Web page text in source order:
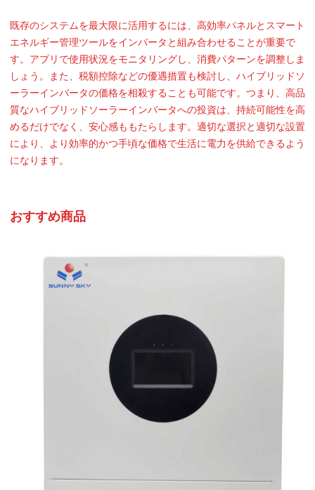
既存のシステムを最大限に活用するには、高効率パネルとスマート
エネルギー管理ツールをインバータと組み合わせることが重要で
す。アプリで使用状況をモニタリングし、消費パターンを調整しま
しょう。また、税額控除などの優遇措置も検討し、ハイブリッドソ
ーラーインバータの価格を相殺することも可能です。つまり、高品
質なハイブリッドソーラーインバータへの投資は、持続可能性を高
めるだけでなく、安心感ももたらします。適切な選択と適切な設置
により、より効率的かつ手頃な価格で生活に電力を供給できるよう
になります。
おすすめ商品